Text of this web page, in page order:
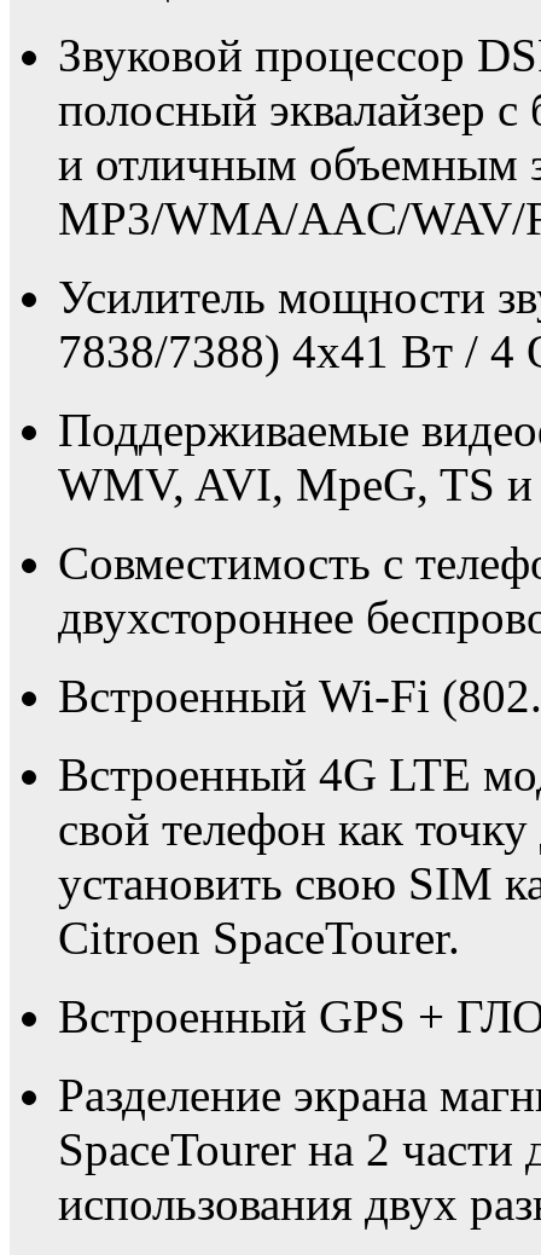
Звуковой процессор
полосный эквалайзер
и отличным объемным
MP3/WMA/AAC/WAV/
Усилитель мощности
7838/7388) 4x41 Вт / 4
Поддерживаемые
WMV, AVI, MpeG, TS и
Совместимость с
двухстороннее
Встроенный Wi-Fi
Встроенный 4G LTE
свой телефон как
установить свою SIM
Citroen SpaceTourer.
Встроенный GPS +
Разделение экрана
SpaceTourer на 2 части
использования двух